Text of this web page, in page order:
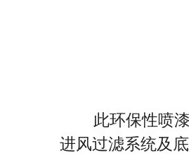
此环保性喷漆
进风过滤系统及